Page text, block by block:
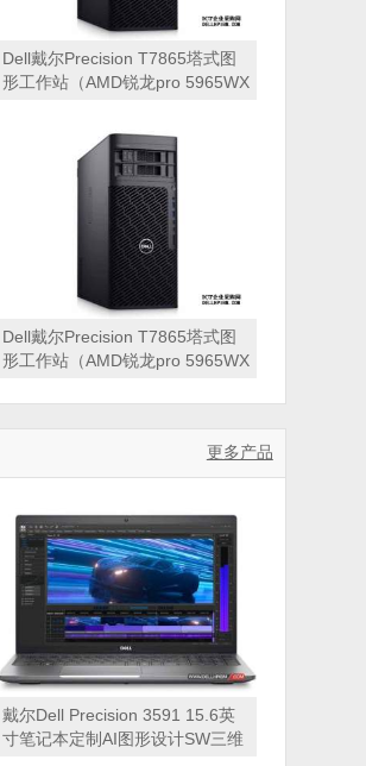
Dell戴尔Precision T7865塔式图
形工作站（AMD锐龙pro 5965WX
丨512GB PCIe固态硬盘+4TB 硬
盘丨A4000 16GB显卡丨键盘鼠标
丨三年质保）
Dell戴尔Precision T7865塔式图
形工作站（AMD锐龙pro 5965WX
存丨1TB PCIe固态硬盘+4TB 硬
更多产品
戴尔Dell Precision 3591 15.6英
寸笔记本定制AI图形设计SW三维